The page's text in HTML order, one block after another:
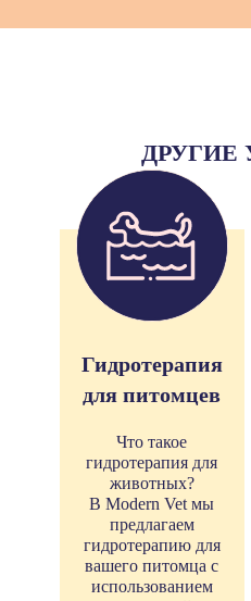
ДРУГИЕ
Гидротерапия
для питомцев
Что такое
гидротерапия для
животных?
В Modern Vet мы
предлагаем
гидротерапию для
вашего питомца с
использованием